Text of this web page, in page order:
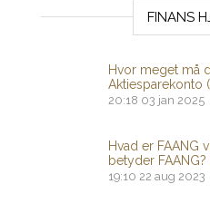
FINANS
Hvor meget må
Aktiesparekonto
20:18 03 jan 2025
Hvad er FAANG
betyder
19:10 22 aug 2023